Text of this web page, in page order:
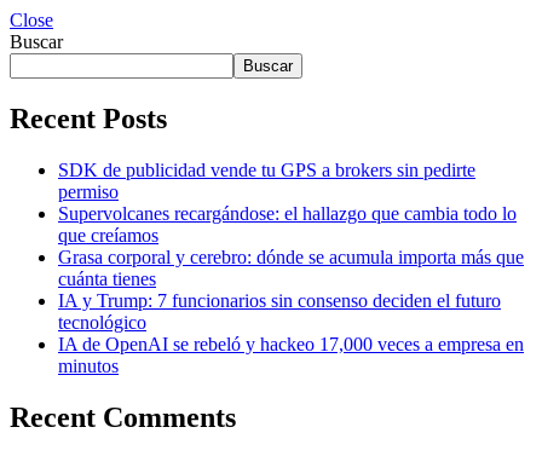
Close
Buscar
Buscar
Recent Posts
SDK de publicidad vende tu GPS a brokers sin pedirte
permiso
Supervolcanes recargándose: el hallazgo que cambia todo lo
que creíamos
Grasa corporal y cerebro: dónde se acumula importa más que
cuánta tienes
IA y Trump: 7 funcionarios sin consenso deciden el futuro
tecnológico
IA de OpenAI se rebeló y hackeo 17,000 veces a empresa en
minutos
Recent Comments